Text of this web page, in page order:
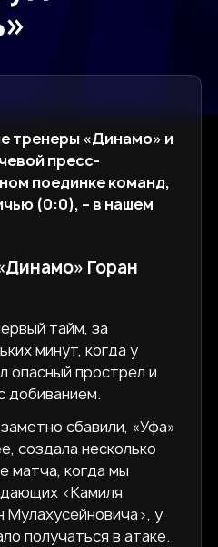
тренеры «Динамо» и
пресс-
поединке команд,
(0:0), – в нашем
Горан
тайм, за
минут, когда у
опасный прострел и
добиванием.
сбавили, «Уфа»
создала несколько
матча, когда мы
<Камиля
Мулахусейновича>, у
получаться в атаке.